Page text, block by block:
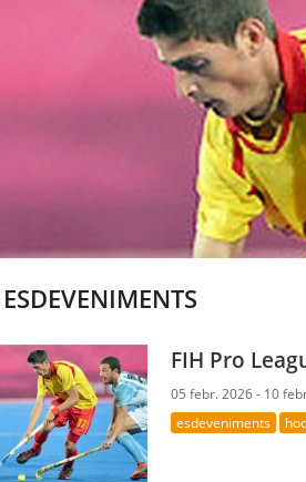
FIH Pro
05 febr. 2026 - 10
esdeveniments